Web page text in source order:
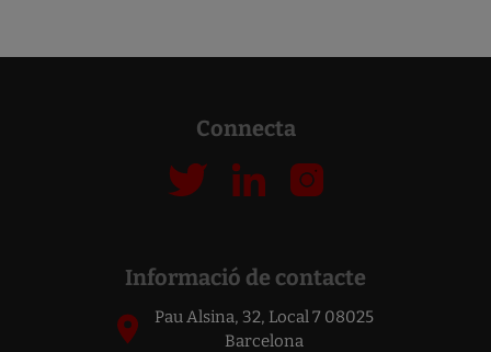
Connecta
Informació de contacte
Pau Alsina, 32, Local 7 08025
Barcelona